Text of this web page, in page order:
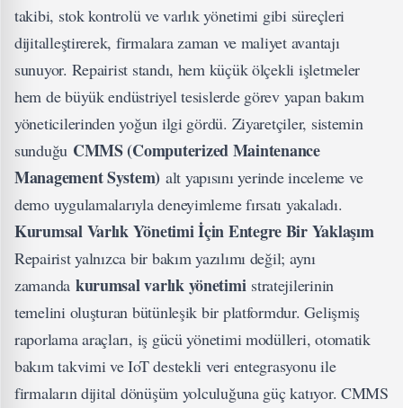
takibi, stok kontrolü ve varlık yönetimi gibi süreçleri
dijitalleştirerek, firmalara zaman ve maliyet avantajı
sunuyor. Repairist standı, hem küçük ölçekli işletmeler
hem de büyük endüstriyel tesislerde görev yapan bakım
yöneticilerinden yoğun ilgi gördü. Ziyaretçiler, sistemin
sunduğu CMMS (Computerized Maintenance
Management System) alt yapısını yerinde inceleme ve
demo uygulamalarıyla deneyimleme fırsatı yakaladı.
Kurumsal Varlık Yönetimi İçin Entegre Bir Yaklaşım
Repairist yalnızca bir bakım yazılımı değil; aynı
zamanda kurumsal varlık yönetimistratejilerinin
temelini oluşturan bütünleşik bir platformdur. Gelişmiş
raporlama araçları, iş gücü yönetimi modülleri, otomatik
bakım takvimi ve IoT destekli veri entegrasyonu ile
firmaların dijital dönüşüm yolculuğuna güç katıyor. CMMS